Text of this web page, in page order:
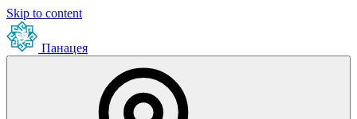
Skip to content
Панацея